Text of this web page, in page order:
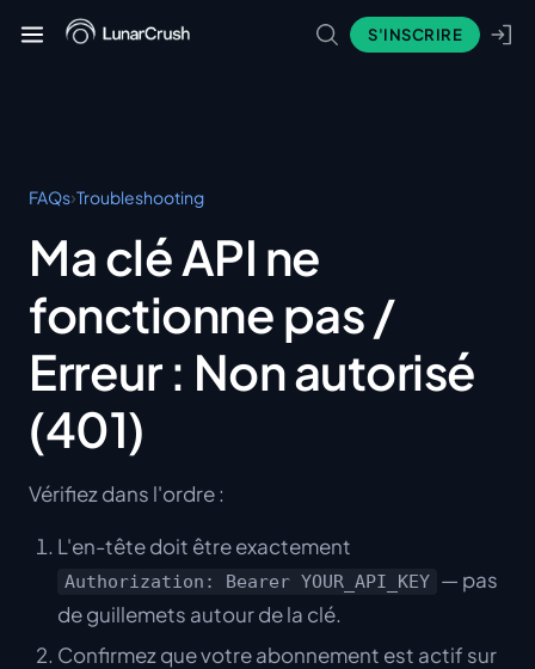
S'INSCRIRE
FAQs›Troubleshooting
Ma clé API ne
fonctionne pas /
Erreur : Non autorisé
(401)
Vérifiez dans l'ordre :
L'en-tête doit être exactement
Authorization: Bearer YOUR_API_KEY — pas
de guillemets autour de la clé.
Confirmez que votre abonnement est actif sur